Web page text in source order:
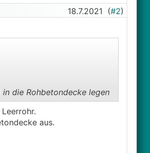
18.7.2021 (#2)
die Rohbetondecke legen
aus.